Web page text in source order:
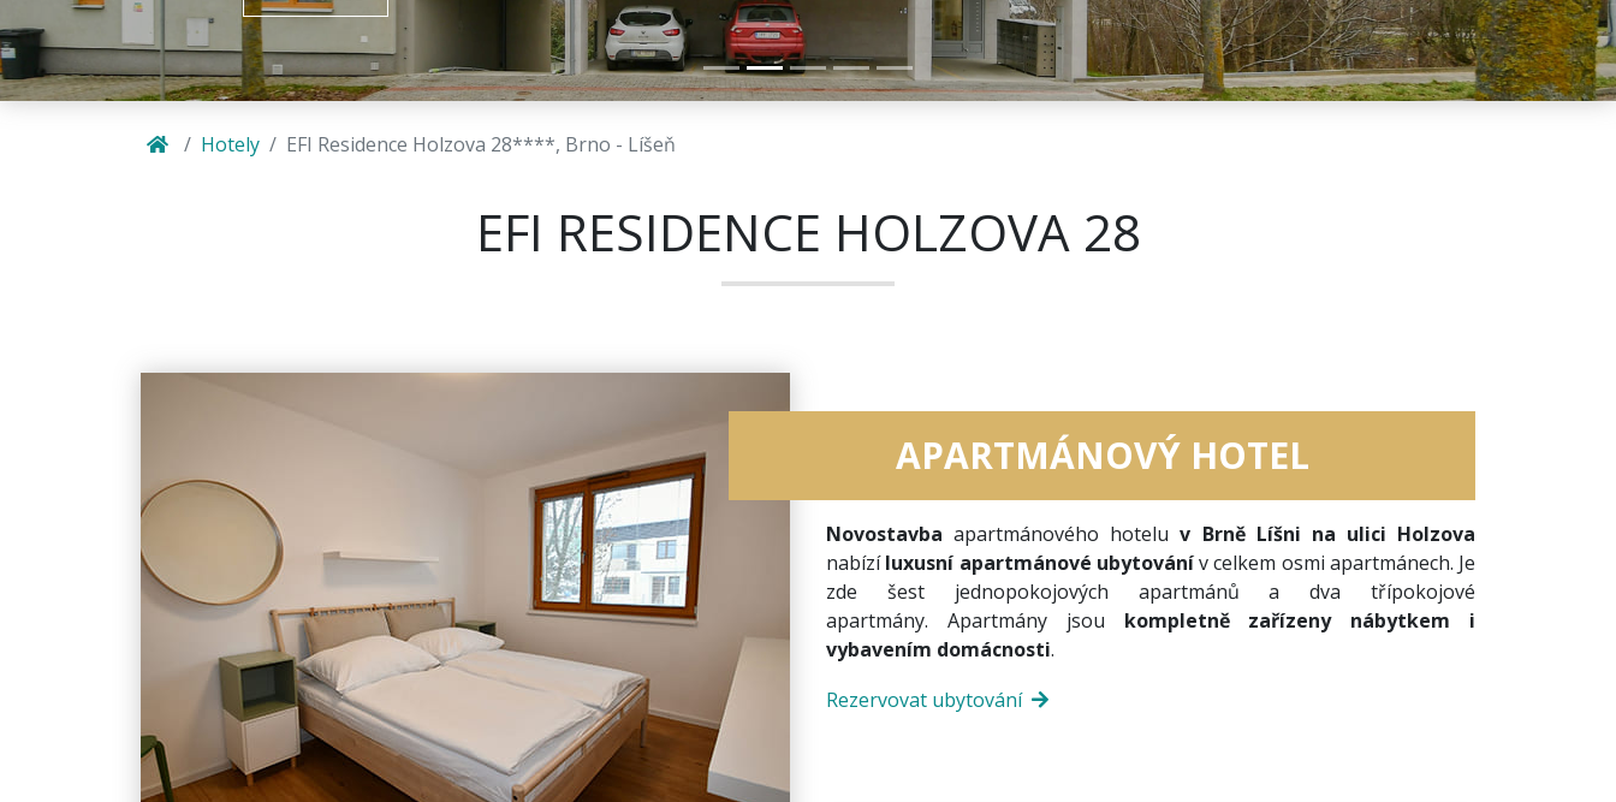
Hotely EFI Residence Holzova 28****, Brno - Líšeň
EFI RESIDENCE HOLZOVA 28
APARTMÁNOVÝ HOTEL
Novostavba apartmánového hoteluv Brně Líšni na ulici Holzova
nabízíluxusní apartmánové ubytovánív celkem osmi apartmánech. Je
zde šest jednopokojových apartmánů a dva třípokojové
apartmány. Apartmány jsou kompletně zařízeny nábytkem i
vybavením domácnosti.
Rezervovat ubytování